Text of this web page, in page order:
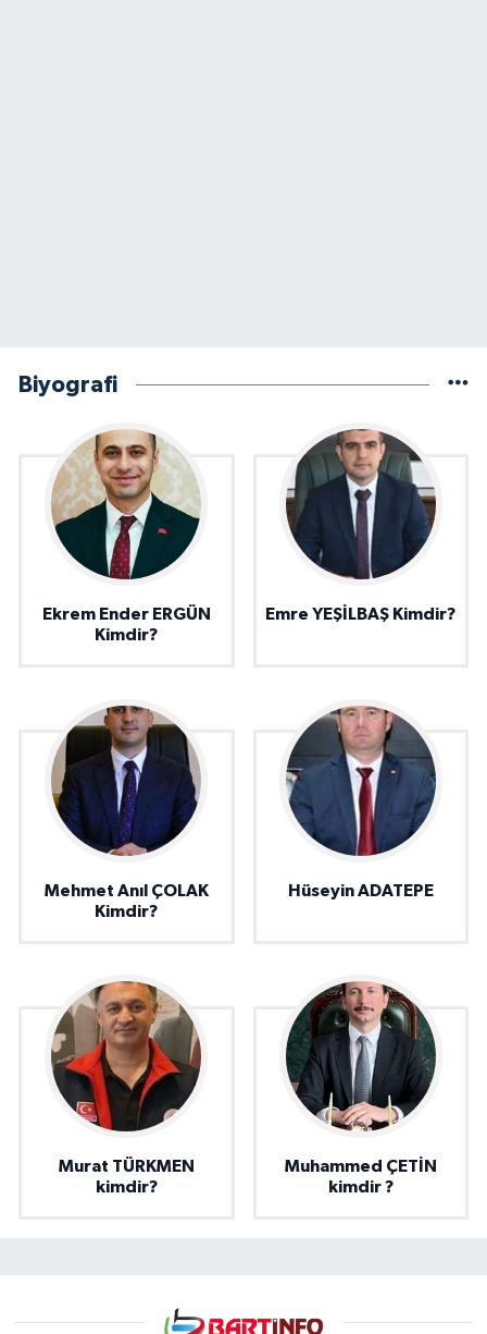
Biyografi
Ekrem Ender ERGÜN
Kimdir?
Emre YEŞİLBAŞ Kimdir?
Mehmet Anıl ÇOLAK
Kimdir?
Hüseyin ADATEPE
Murat TÜRKMEN
kimdir?
Muhammed ÇETİN
kimdir ?